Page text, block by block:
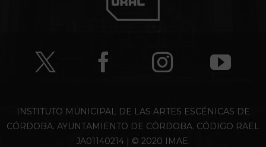
INSTITUTO MUNICIPAL DE LAS ARTES ESCÉNICAS DE
CÓRDOBA. AYUNTAMIENTO DE CÓRDOBA. CÓDIGO RAEL
JA01140214 | © 2020 IMAE.